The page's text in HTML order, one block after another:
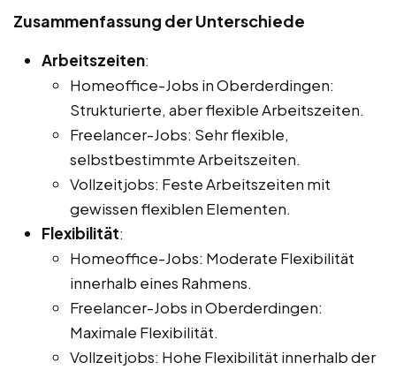
Zusammenfassung der Unterschiede
Arbeitszeiten:
Homeoffice-Jobs in Oberderdingen:
Strukturierte, aber flexible Arbeitszeiten.
Freelancer-Jobs: Sehr flexible,
selbstbestimmte Arbeitszeiten.
Vollzeitjobs: Feste Arbeitszeiten mit
gewissen flexiblen Elementen.
Flexibilität:
Homeoffice-Jobs: Moderate Flexibilität
innerhalb eines Rahmens.
Freelancer-Jobs in Oberderdingen:
Maximale Flexibilität.
Vollzeitjobs: Hohe Flexibilität innerhalb der